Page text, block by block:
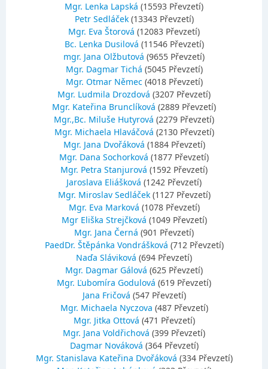
Mgr. Lenka Lapská (15593 Převzetí)
Petr Sedláček (13343 Převzetí)
Mgr. Eva Štorová (12083 Převzetí)
Bc. Lenka Dusilová (11546 Převzetí)
mgr. Jana Olžbutová (9655 Převzetí)
Mgr. Dagmar Tichá (5045 Převzetí)
Mgr. Otmar Němec (4018 Převzetí)
Mgr. Ludmila Drozdová (3207 Převzetí)
Mgr. Kateřina Brunclíková (2889 Převzetí)
Mgr.,Bc. Miluše Hutyrová (2279 Převzetí)
Mgr. Michaela Hlaváčová (2130 Převzetí)
Mgr. Jana Dvořáková (1884 Převzetí)
Mgr. Dana Sochorková (1877 Převzetí)
Mgr. Petra Stanjurová (1592 Převzetí)
Jaroslava Eliášková (1242 Převzetí)
Mgr. Miroslav Sedláček (1127 Převzetí)
Mgr. Eva Marková (1078 Převzetí)
Mgr Eliška Strejčková (1049 Převzetí)
Mgr. Jana Černá (901 Převzetí)
PaedDr. Štěpánka Vondrášková (712 Převzetí)
Naďa Sláviková (694 Převzetí)
Mgr. Dagmar Gálová (625 Převzetí)
Mgr. Ľubomíra Godulová (619 Převzetí)
Jana Fričová (547 Převzetí)
Mgr. Michaela Nyczova (487 Převzetí)
Mgr. Jitka Ottová (471 Převzetí)
Mgr. Jana Voldřichová (399 Převzetí)
Dagmar Nováková (364 Převzetí)
Mgr. Stanislava Kateřina Dvořáková (334 Převzetí)